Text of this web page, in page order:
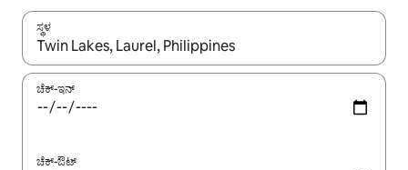
ಸ್ಥಳ
ಫಲಿತಾಂಶಗಳು ಲಭ್ಯವಿರುವಾಗ, ಅಪ್ ಮತ್ತು ಡೌನ್ ಬಾಣದ ಕೀಲಿಗಳೊಂದಿಗೆ
ಚೆಕ್-ಇನ್
ಚೆಕ್-ಔಟ್